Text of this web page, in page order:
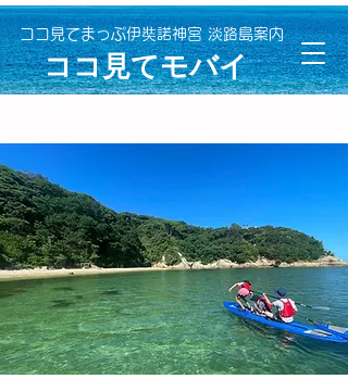
ココ見てまっぷ伊奘諾神宮 淡路島案内
​ココ見てモバイ
ル